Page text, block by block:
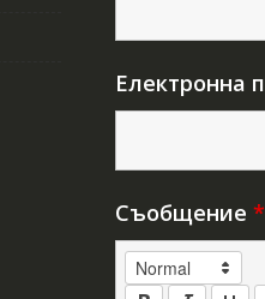
Електронна
Съобщение *